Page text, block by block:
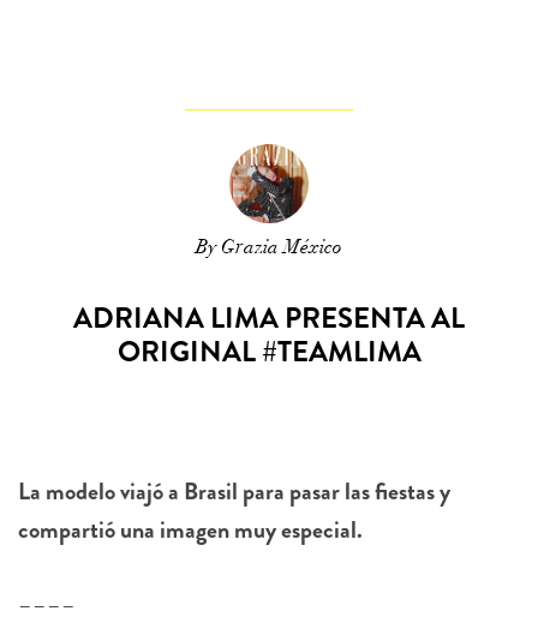
By Grazia México
ADRIANA LIMA PRESENTA AL
ORIGINAL #TEAMLIMA
La modelo viajó a Brasil para pasar las fiestas y
compartió una imagen muy especial.
––––